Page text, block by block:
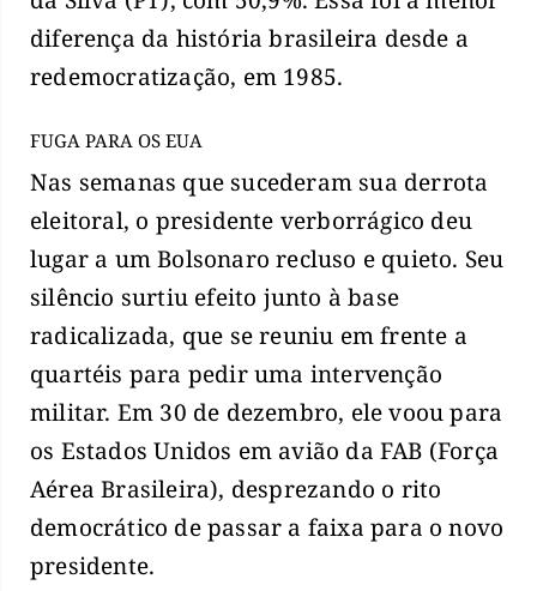
diferença da história brasileira desde a
redemocratização, em 1985.
FUGA PARA OS EUA
Nas semanas que sucederam sua derrota
eleitoral, o presidente verborrágico deu
lugar a um Bolsonaro recluso e quieto. Seu
silêncio surtiu efeito junto à base
radicalizada, que se reuniu em frente a
quartéis para pedir uma intervenção
militar. Em 30 de dezembro, ele voou para
os Estados Unidos em avião da FAB (Força
Aérea Brasileira), desprezando o rito
democrático de passar a faixa para o novo
presidente.